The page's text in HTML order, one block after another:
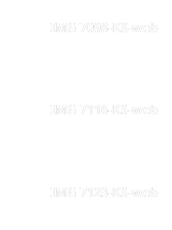
IMG 7098-KS-web
IMG 7116-KS-web
IMG 7123-KS-web